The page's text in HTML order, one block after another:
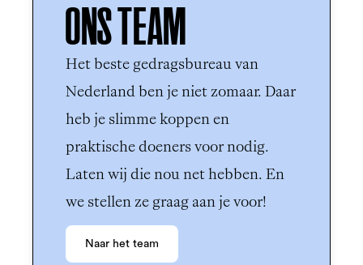
ONS TEAM
Het beste gedragsbureau van
Nederland ben je niet zomaar. Daar
heb je slimme koppen en
praktische doeners voor nodig.
Laten wij die nou net hebben. En
we stellen ze graag aan je voor!
Naar het team